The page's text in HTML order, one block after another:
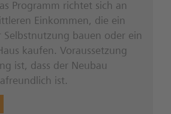
Programm richtet sich an
Einkommen, die ein
Selbstnutzung bauen oder ein
kaufen. Voraussetzung
ist, dass der Neubau
ist.